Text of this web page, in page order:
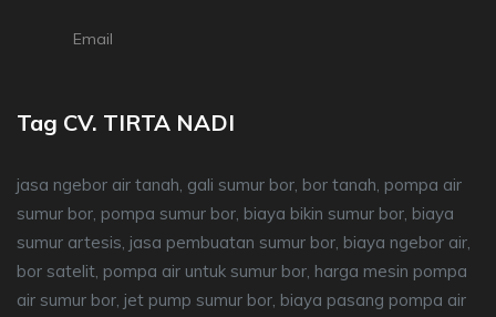
Email
Tag CV. TIRTA NADI
jasa ngebor air tanah, gali sumur bor, bor tanah, pompa air
sumur bor, pompa sumur bor, biaya bikin sumur bor, biaya
sumur artesis, jasa pembuatan sumur bor, biaya ngebor air,
bor satelit, pompa air untuk sumur bor, harga mesin pompa
air sumur bor, jet pump sumur bor, biaya pasang pompa air